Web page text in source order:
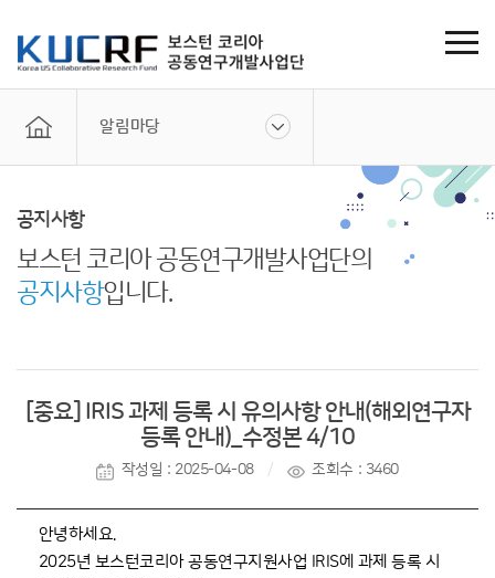
알림마당
공지사항
보스턴 코리아 공동연구개발사업단의
공지사항입니다.
[중요] IRIS 과제 등록 시 유의사항 안내(해외연구자
등록 안내)_수정본 4/10
작성일 : 2025-04-08 조회수 : 3460
안녕하세요.
2025년 보스턴코리아 공동연구지원사업 IRIS에 과제 등록 시